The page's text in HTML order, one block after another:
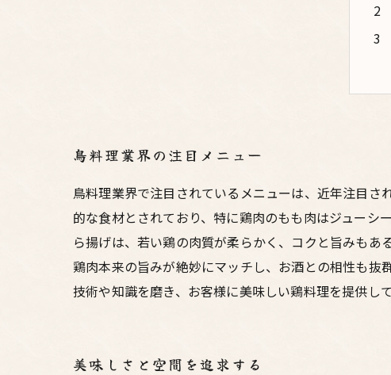
鳥料理業界の注目メニュー
鳥料理業界で注目されているメニューは、近年注目
的な食材とされており、特に鶏肉のもも肉はジューシ
ら揚げは、若い鶏の肉質が柔らかく、コクと旨みも
鶏肉本来の旨みが絶妙にマッチし、お酒との相性も
技術や知識を磨き、お客様に美味しい鶏料理を提供し
美味しさと空間を追求する